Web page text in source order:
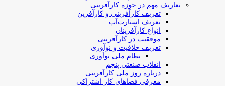
تعاریف مهم در حوزه کارآفرینی
تعریف کارآفرینی و کارآفرین
تعریف استارت‌آپ
انواع کارآفرینان
موفقیت در کارآفرینی
تعریف خلاقیت و نوآوری
نظام ملی نوآوری
انقلاب صنعتی پنجم
درباره روز ملی کارآفرینی
معرفی فضاهای کار اشتراکی